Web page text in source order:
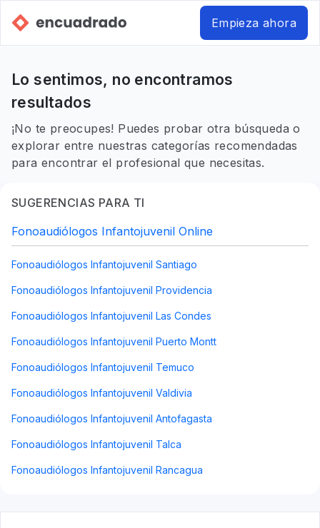
Empieza ahora
Lo sentimos, no encontramos
resultados
¡No te preocupes! Puedes probar otra búsqueda o
explorar entre nuestras categorías recomendadas
para encontrar el profesional que necesitas.
SUGERENCIAS PARA TI
Fonoaudiólogos Infantojuvenil Online
Fonoaudiólogos Infantojuvenil Santiago
Fonoaudiólogos Infantojuvenil Providencia
Fonoaudiólogos Infantojuvenil Las Condes
Fonoaudiólogos Infantojuvenil Puerto Montt
Fonoaudiólogos Infantojuvenil Temuco
Fonoaudiólogos Infantojuvenil Valdivia
Fonoaudiólogos Infantojuvenil Antofagasta
Fonoaudiólogos Infantojuvenil Talca
Fonoaudiólogos Infantojuvenil Rancagua